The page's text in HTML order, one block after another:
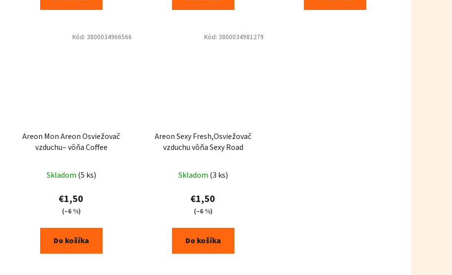
Areon Mon Areon Osviežovač
vzduchu– vôňa Coffee
Skladom (5 ks)
€1,50
(–6 %)
Do košíka
Kód: 3800034966566
Areon Sexy Fresh,Osviežovač
vzduchu vôňa Sexy Road
Skladom (3 ks)
€1,50
(–6 %)
Do košíka
Kód: 3800034981279